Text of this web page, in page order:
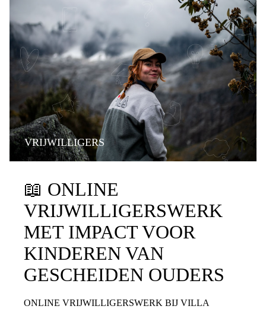
VRIJWILLIGERS
📖 ONLINE
VRIJWILLIGERSWERK
MET IMPACT VOOR
KINDEREN VAN
GESCHEIDEN OUDERS
ONLINE VRIJWILLIGERSWERK BIJ VILLA